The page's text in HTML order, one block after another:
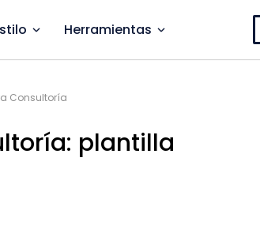
Herramientas
Consultoría
plantilla